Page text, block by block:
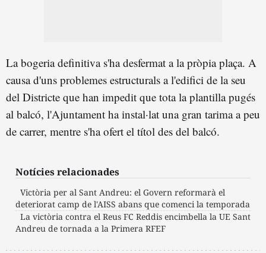
La bogeria definitiva s'ha desfermat a la pròpia plaça. A
causa d'uns problemes estructurals a l'edifici de la seu
del Districte que han impedit que tota la plantilla pugés
al balcó, l'Ajuntament ha instal·lat una gran tarima a peu
de carrer, mentre s'ha ofert el títol des del balcó.
Notícies relacionades
Victòria per al Sant Andreu: el Govern reformarà el
deteriorat camp de l'AISS abans que comenci la temporada
La victòria contra el Reus FC Reddis encimbella la UE Sant
Andreu de tornada a la Primera RFEF